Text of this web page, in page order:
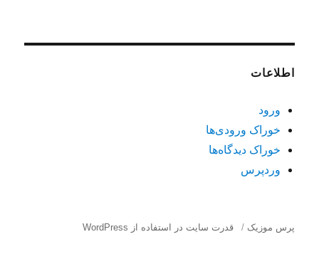
اطلاعات
ورود
خوراک ورودی‌ها
خوراک دیدگاه‌ها
وردپرس
پرس موزیک قدرت سایت در استفاده از WordPress